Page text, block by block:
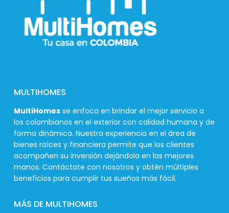
MULTIHOMES
MultiHomes se enfoca en brindar el mejor servicio a
los colombianos en el exterior con calidad humana y de
forma dinámica. Nuestra experiencia en el área de
bienes raíces y financiera permite que los clientes
acompañen su inversión dejándola en las mejores
manos. Contáctate con nosotros y obtén múltiples
beneficios para cumplir tus sueños más fácil.
MÁS DE MULTIHOMES